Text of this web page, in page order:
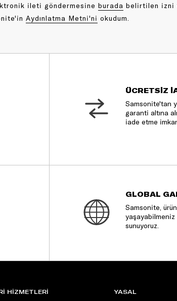
ileti göndermesine bu rada belirtilen izni
Aydınlatma Metni'ni okudum.
ÜCRETSİZ
Samsonite'tan
garanti altına
iade etme
GLOBAL
Samsonite,
yaşayabilmeniz
sunuyoruz.
HİZMETLERİ YASAL